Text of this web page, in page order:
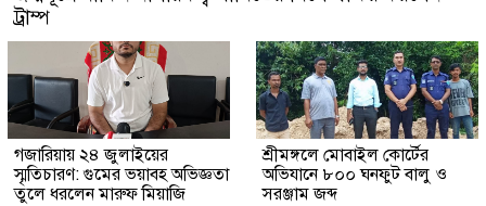
ট্রাম্প
গজারিয়ায় ২৪ জুলাইয়ের
স্মৃতিচারণ: গুমের ভয়াবহ অভিজ্ঞতা
তুলে ধরলেন মারুফ মিয়াজি
শ্রীমঙ্গলে মোবাইল কোর্টের
অভিযানে ৮০০ ঘনফুট বালু ও
সরঞ্জাম জব্দ